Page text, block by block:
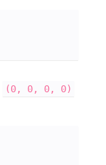
(0, 0, 0, 0)